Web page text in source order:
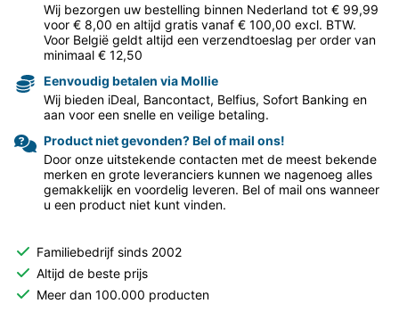
Wij bezorgen uw bestelling binnen Nederland tot € 99,99
voor € 8,00 en altijd gratis vanaf € 100,00 excl. BTW.
Voor België geldt altijd een verzendtoeslag per order van
minimaal € 12,50
Eenvoudig betalen via Mollie
Wij bieden iDeal, Bancontact, Belfius, Sofort Banking en
aan voor een snelle en veilige betaling.
Product niet gevonden? Bel of mail ons!
Door onze uitstekende contacten met de meest bekende
merken en grote leveranciers kunnen we nagenoeg alles
gemakkelijk en voordelig leveren. Bel of mail ons wanneer
u een product niet kunt vinden.
Familiebedrijf sinds 2002
Altijd de beste prijs
Meer dan 100.000 producten